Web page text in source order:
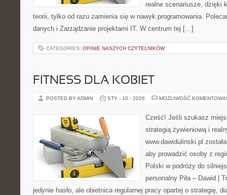
realne scenariusze, dzięki
teorii, tylko od razu zamienia się w nawyk programowania.
danych i Zarządzanie projektami IT. W centrum tej […]
CATEGORIES: OPINIE NASZYCH CZYTELNIKÓW
FITNESS DLA KOBIET
POSTED BY ADMIN STY - 10 - 2026 MOŻLIWOŚĆ
Cześć! Jeśli szukasz
strategią żywieniową i
www.dawidulinski.pl
aby prowadzić osoby z
Polski w podróży do
personalny Piła – Dawid |
jedynie hasło, ale obietnica regularnej pracy opartej o strategię,